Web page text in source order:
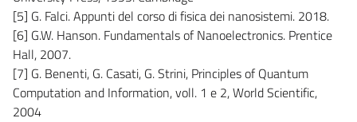
[5] G. Falci. Appunti del corso di fisica dei nanosistemi. 2018.
[6] G.W. Hanson. Fundamentals of Nanoelectronics. Prentice
Hall, 2007.
[7] G. Benenti, G. Casati, G. Strini, Principles of Quantum
Computation and Information, voll. 1 e 2, World Scientific,
2004